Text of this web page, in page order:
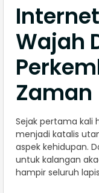
Wajah
Zaman
Sejak pertama kali
menjadi katalis
aspek kehidupan.
untuk kalangan
hampir seluruh